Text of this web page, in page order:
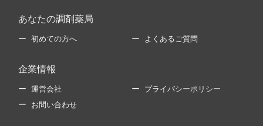
あなたの調剤薬局
初めての方へ よくあるご質問
企業情報
運営会社 プライバシーポリシー
お問い合わせ